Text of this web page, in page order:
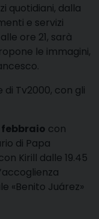
quotidiani, dalla
e servizi
ore 21, sarà
le immagini,
Tv2000, con gli
febbraio con
di Papa
Kirill dalle 19.45
«Benito Juárez»